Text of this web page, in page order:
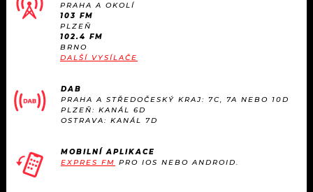
PRAHA A OKOLÍ
103 FM
PLZEŇ
102.4 FM
BRNO
DALŠÍ VYSÍLAČE
DAB
PRAHA A STŘEDOČESKÝ KRAJ: 7C, 7A NEBO 10D
PLZEŇ: KANÁL 6D
OSTRAVA: KANÁL 7D
MOBILNÍ APLIKACE
EXPRES FM PRO IOS NEBO ANDROID.